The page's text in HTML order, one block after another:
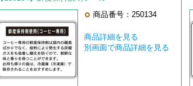
商品番号：250134
商品詳細を見る
別画面で商品詳細を見る